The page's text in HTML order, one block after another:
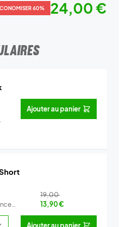
60% 24,00 €
Ajouter au panier
19,00
13,90€
Ajouter au panier